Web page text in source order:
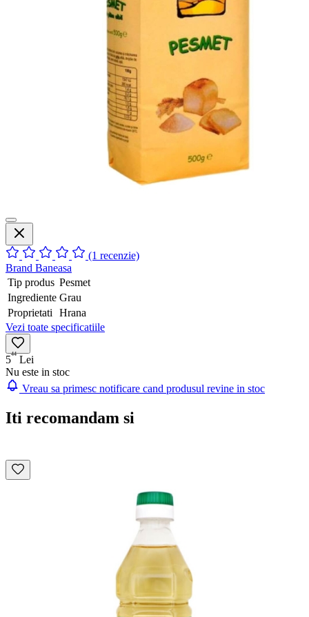
(1 recenzie)
Brand Baneasa
Tip produs Pesmet
Ingrediente Grau
Proprietati
Hrana
Vezi toate specificatiile
544 Lei
Nu este in stoc
Vreau sa primesc notificare cand produsul revine in stoc
Iti recomandam si